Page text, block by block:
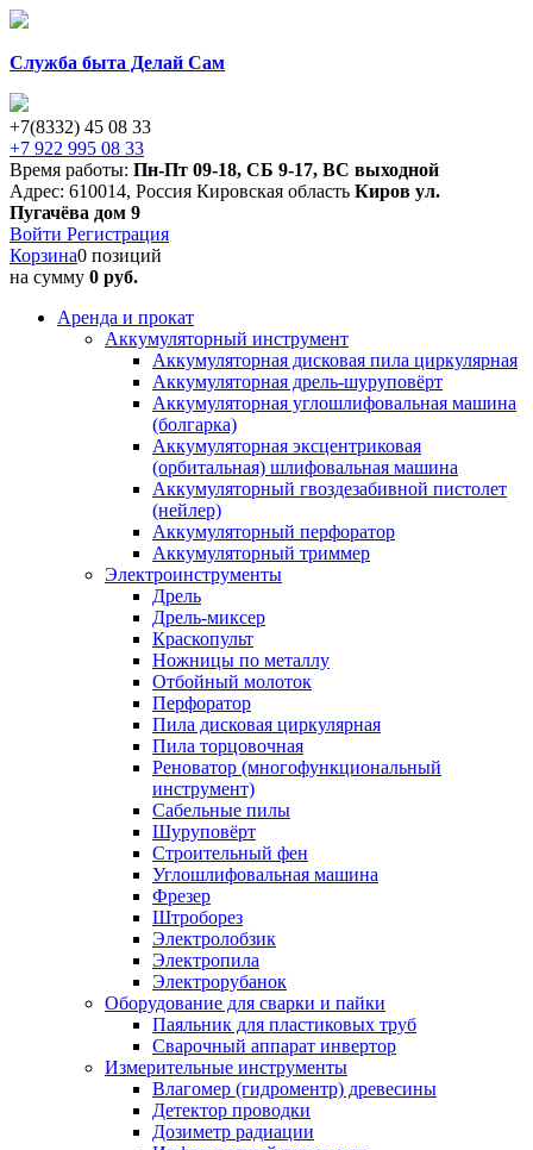
Служба быта Делай Сам
+7(8332) 45 08 33
+7 922 995 08 33
Время работы: Пн-Пт 09-18, СБ 9-17, ВС выходной
Адрес: 610014, Россия Кировская область Киров ул.
Пугачёва дом 9
Войти Регистрация
Корзина0 позиций
на сумму 0 руб.
Аренда и прокат
Аккумуляторный инструмент
Аккумуляторная дисковая пила циркулярная
Аккумуляторная дрель-шуруповёрт
Аккумуляторная углошлифовальная машина
(болгарка)
Аккумуляторная эксцентриковая
(орбитальная) шлифовальная машина
Аккумуляторный гвоздезабивной пистолет
(нейлер)
Аккумуляторный перфоратор
Аккумуляторный триммер
Электроинструменты
Дрель
Дрель-миксер
Краскопульт
Ножницы по металлу
Отбойный молоток
Перфоратор
Пила дисковая циркулярная
Пила торцовочная
Реноватор (многофункциональный
инструмент)
Сабельные пилы
Шуруповёрт
Строительный фен
Углошлифовальная машина
Фрезер
Штроборез
Электролобзик
Электропила
Электрорубанок
Оборудование для сварки и пайки
Паяльник для пластиковых труб
Сварочный аппарат инвертор
Измерительные инструменты
Влагомер (гидроментр) древесины
Детектор проводки
Дозиметр радиации